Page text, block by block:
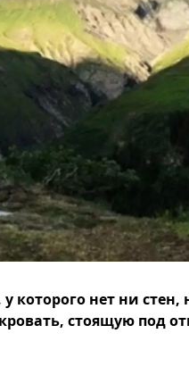
которого нет ни стен,
стоящую под